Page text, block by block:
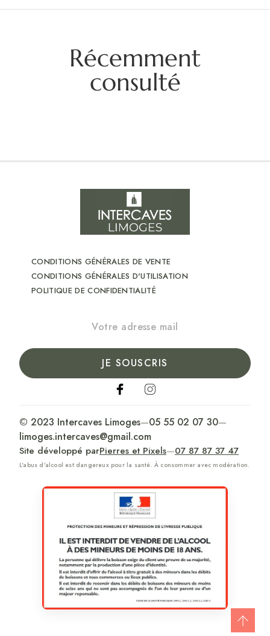
Récemment
consulté
CONDITIONS GÉNÉRALES DE VENTE
CONDITIONS GÉNÉRALES D'UTILISATION
POLITIQUE DE CONFIDENTIALITÉ
JE SOUSCRIS
© 2023 Intercaves Limoges—05 55 02 07 30—
limoges.intercaves@gmail.com
Site développé parPierres et Pixels—07 87 87 37 47
L'abus d'alcool est dangereux pour la santé. À consommer avec modération.